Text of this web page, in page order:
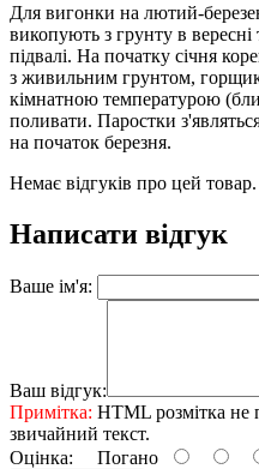
Для вигонки на лютий-
викопують з грунту в
підвалі. На початку січня
з живильним грунтом,
кімнатною температурою
поливати. Паростки
на початок березня.
Немає відгуків про цей товар.
Написати відгук
Ваше ім'я:
Ваш відгук:
Примітка: HTML розмітка не
звичайний текст.
Оцінка: Погано